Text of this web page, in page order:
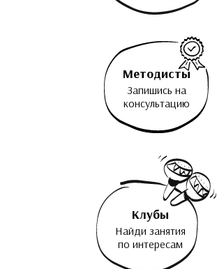
Методисты
Запишись на
консультацию
Клубы
Найди занятия
по интересам